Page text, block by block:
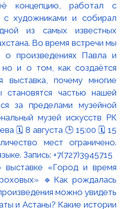
выставке «Город и время
🔹Как рождалась
можно увидеть
и Астаны? Какие истории